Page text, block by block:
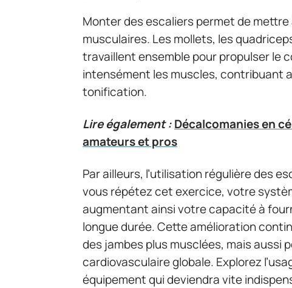
Monter des escaliers permet de
musculaires. Les mollets, les
travaillent ensemble pour propulser le
intensément les muscles, contribuant
tonification.
Lire également :Décalcomanies en
amateurs et pros
Par ailleurs, l’utilisation régulière des
vous répétez cet exercice, votre
augmentant ainsi votre capacité à
longue durée. Cette amélioration
des jambes plus musclées, mais aussi
cardiovasculaire globale. Explorez
équipement qui deviendra vite